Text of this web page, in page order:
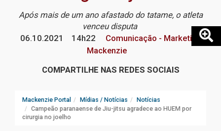
Após mais de um ano afastado do tatame, o atleta
venceu disputa
06.10.2021
14h22
Comunicação - Marketing
Mackenzie
COMPARTILHE NAS REDES SOCIAIS
Mackenzie Portal Mídias / Notícias
Notícias
Campeão paranaense de Jiu-jitsu agradece ao HUEM por
cirurgia no joelho